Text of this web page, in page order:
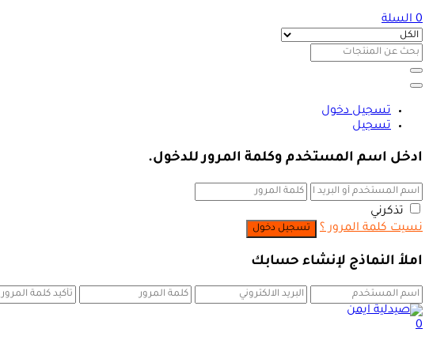
0 السلة
تسجيل دخول
تسجيل
ادخل اسم المستخدم وكلمة المرور للدخول.
تذكرني
نسيت كلمة المرور ؟
املأ النماذج لإنشاء حسابك
0